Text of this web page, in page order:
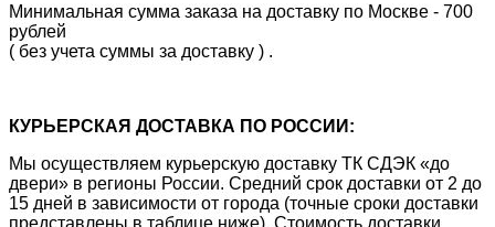
Минимальная сумма заказа на доставку по Москве - 700
рублей
( без учета суммы за доставку ) .
КУРЬЕРСКАЯ ДОСТАВКА ПО РОССИИ:
Мы осуществляем курьерскую доставку ТК СДЭК «до
двери» в регионы России. Средний срок доставки от 2 до
15 дней в зависимости от города (точные сроки доставки
представлены в таблице ниже). Стоимость доставки